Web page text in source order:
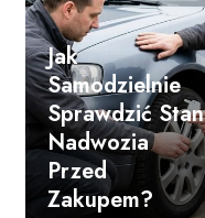
Jak
Samodzielnie
Sprawdzić Stan
Nadwozia
Przed
Zakupem?